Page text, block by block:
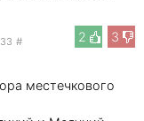
2
3
#
местечкового